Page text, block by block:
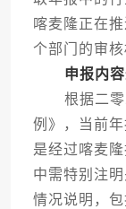
喀麦隆正在
个部门的审
申报内
根据二零
例》，当前
是经过喀麦
中需特别注
情况说明，